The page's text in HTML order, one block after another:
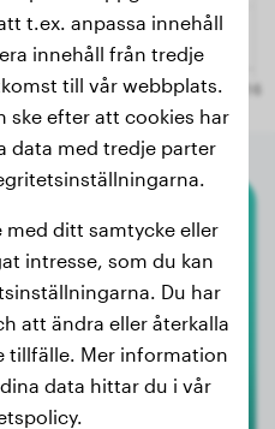
t.ex. anpassa innehåll
innehåll från tredje
till vår webbplats.
ske efter att cookies har
data med tredje parter
med ditt samtycke eller
intresse, som du kan
Du har
att ändra eller återkalla
tillfälle. Mer information
data hittar du i vår